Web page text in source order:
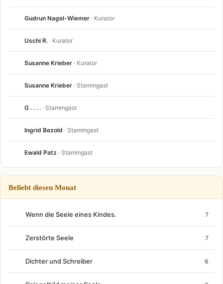
Gudrun Nagel-Wiemer · Kurator
Uschi R. · Kurator
Susanne Krieber · Kurator
Susanne Krieber · Stammgast
G . . . . · Stammgast
Ingrid Bezold · Stammgast
Ewald Patz · Stammgast
Beliebt diesen Monat
Wenn die Seele eines Kindes. 7
Zerstörte Seele 7
Dichter und Schreiber 6